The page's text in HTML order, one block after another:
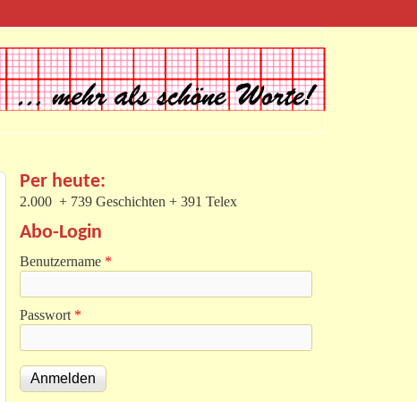
Per heute:
2.000 + 739 Geschichten + 391 Telex
Abo-Login
Benutzername *
Passwort *